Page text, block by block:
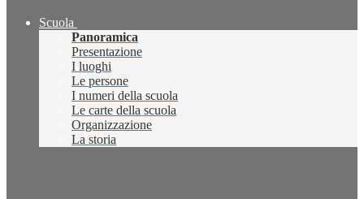
Scuola
Panoramica
Presentazione
I luoghi
Le persone
I numeri della scuola
Le carte della scuola
Organizzazione
La storia